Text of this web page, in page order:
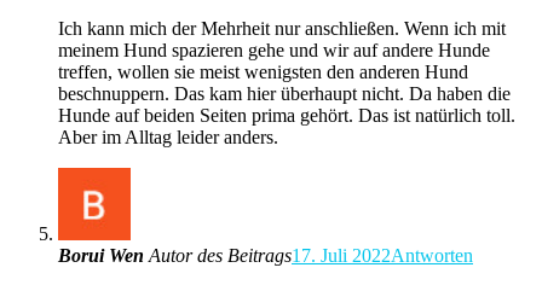
Ich kann mich der Mehrheit nur anschließen. Wenn ich mit
meinem Hund spazieren gehe und wir auf andere Hunde
treffen, wollen sie meist wenigsten den anderen Hund
beschnuppern. Das kam hier überhaupt nicht. Da haben die
Hunde auf beiden Seiten prima gehört. Das ist natürlich toll.
Aber im Alltag leider anders.
Borui Wen Autor des Beitrags17. Juli 2022Antworten